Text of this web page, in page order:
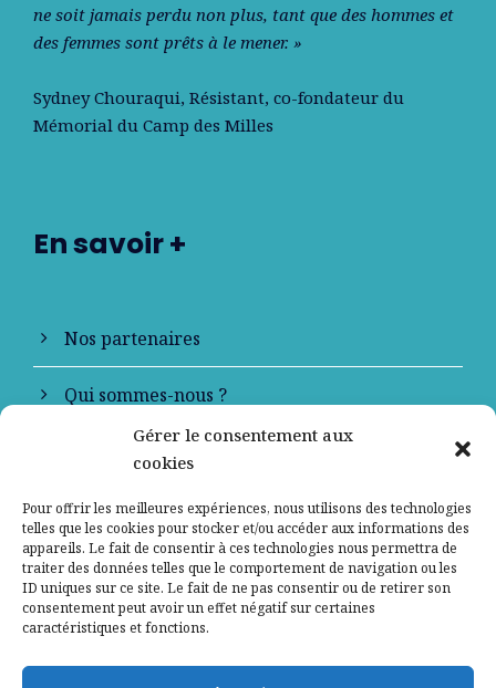
Gérer le consentement aux
cookies
Pour offrir les meilleures expériences, nous utilisons des technologies
telles que les cookies pour stocker et/ou accéder aux informations des
appareils. Le fait de consentir à ces technologies nous permettra de
traiter des données telles que le comportement de navigation ou les
ID uniques sur ce site. Le fait de ne pas consentir ou de retirer son
consentement peut avoir un effet négatif sur certaines
caractéristiques et fonctions.
ne soit jamais perdu non plus, tant que des hommes et
des femmes sont prêts à le mener. »
Sydney Chouraqui, Résistant, co-fondateur du
Mémorial du Camp des Milles
En savoir +
Nos partenaires
Qui sommes-nous ?
Contactez-nous
Mentions légales
Politique de confidentialité